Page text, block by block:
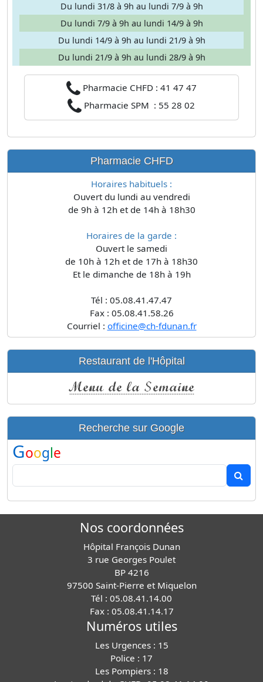
Du lundi 31/8 à 9h au lundi 7/9 à 9h
Du lundi 7/9 à 9h au lundi 14/9 à 9h
Du lundi 14/9 à 9h au lundi 21/9 à 9h
Du lundi 21/9 à 9h au lundi 28/9 à 9h
Pharmacie CHFD : 41 47 47
Pharmacie SPM : 55 28 02
Pharmacie CHFD
Horaires habituels :
Ouvert du lundi au vendredi
de 9h à 12h et de 14h à 18h30
Horaires de la garde :
Ouvert le samedi
de 10h à 12h et de 17h à 18h30
Et le dimanche de 18h à 19h
Tél : 05.08.41.47.47
Fax : 05.08.41.58.26
Courriel : officine@ch-fdunan.fr
Restaurant de l'Hôpital
Recherche sur Google
Google
Nos coordonnées
Hôpital François Dunan
3 rue Georges Poulet
BP 4216
97500 Saint-Pierre et Miquelon
Tél : 05.08.41.14.00
Fax : 05.08.41.14.17
Numéros utiles
Les Urgences : 15
Police : 17
Les Pompiers : 18